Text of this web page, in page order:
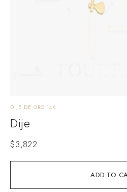
ADD TO
DIJE DE ORO 14K
Dije
$3,822